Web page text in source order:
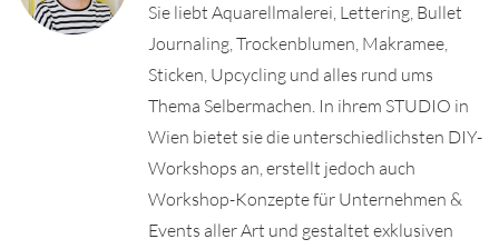
Sie liebt Aquarellmalerei, Lettering, Bullet
Journaling, Trockenblumen, Makramee,
Sticken, Upcycling und alles rund ums
Thema Selbermachen. In ihrem STUDIO in
Wien bietet sie die unterschiedlichsten DIY-
Workshops an, erstellt jedoch auch
Workshop-Konzepte für Unternehmen &
Events aller Art und gestaltet exklusiven